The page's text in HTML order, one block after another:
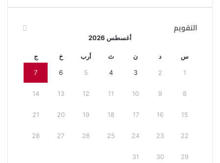
التقويم
أغسطس 2026
س د ن ث أرب خ ج
1
2
3
4
5
6
7
8
9
10
11
12
13
14
15
16
17
18
19
20
21
22
23
24
25
26
27
28
29
30
31